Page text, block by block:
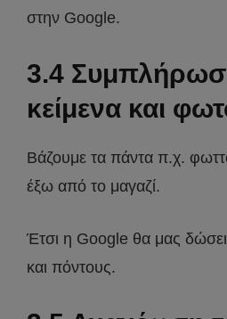
στην Google.
3.4
κείμενα και
Βάζουμε τα πάντα π.χ.
έξω από το μαγαζί.
Έτσι η Google θα μας
και πόντους.